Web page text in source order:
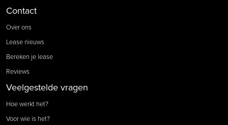
Contact
Over ons
Lease nieuws
Bereken je lease
Reviews
Veelgestelde vragen
Hoe werkt het?
Voor wie is het?